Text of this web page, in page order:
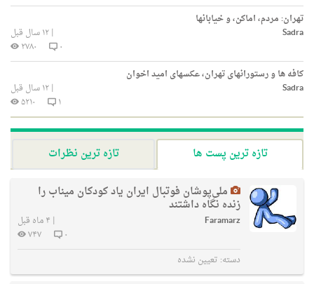
تهران: مردم، اماکن، و خیابانها
Sadra
|۱۲ سال قبل
۰
۲۷۸۰
کافه ها و رستورانهای تهران، عکسهای امید اخوان
Sadra
|۱۲ سال قبل
۱
۵۲۱۰
تازه ترین پست ها
تازه ترین نظرات
ملی‌پوشان فوتبال ایران یاد کودکان میناب را
زنده نگاه داشتند
Faramarz
| ۴ ماه قبل
۰
۷۴۷
دسته: تعیین نشده